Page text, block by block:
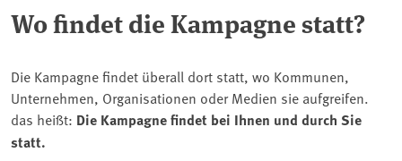
Wo findet die Kampagne statt?
Die Kampagne findet überall dort statt, wo Kommunen,
Unternehmen, Organisationen oder Medien sie aufgreifen.
das heißt: Die Kampagne findet bei Ihnen und durch Sie
statt.